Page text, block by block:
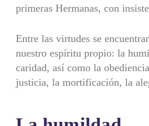
primeras Hermanas, con
Entre las virtudes se
nuestro espíritu propio: la
caridad, así como la
justicia, la mortificación, la